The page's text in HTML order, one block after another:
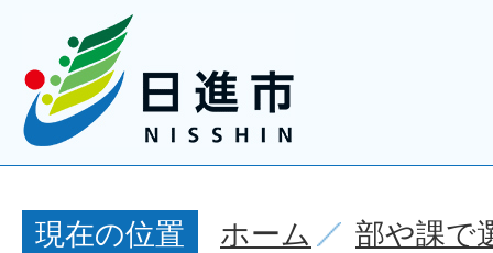
現在の位置 ホーム 部や課で